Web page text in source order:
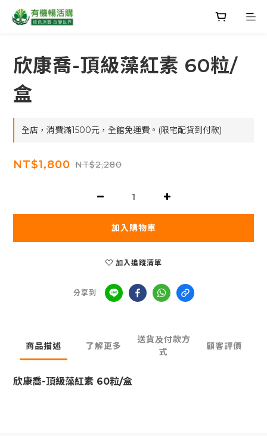
欣康喬-頂級藻紅素 60粒/
盒
全店，消費滿1500元，全館免運費。(限宅配貨到付款)
NT$1,800 NT$2,280
加入購物車
加入追蹤清單
分享到
商品描述 了解更多
送貨及付款方
式
顧客評價
欣康喬-頂級藻紅素 60粒/盒